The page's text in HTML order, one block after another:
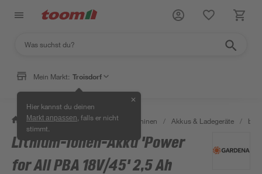
Mein Markt: Troisdorf
Hier kannst du deinen
Markt anpassen , falls er nicht
stimmt.
✕
/ Garten & Freizeit / Gartenmaschinen / Akkus & Ladegeräte / bis
Lithium-Ionen-Akku 'Power
for All PBA 18V/45' 2,5 Ah